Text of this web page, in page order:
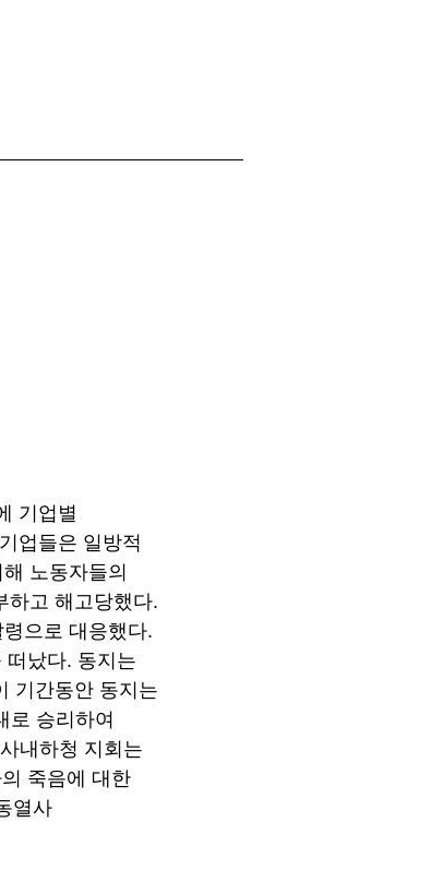
기업별
업들은 일방적
노동자들의
하고 해고당했다.
으로 대응했다.
떠났다. 동지는
기간동안 동지는
로 승리하여
내하청 지회는
죽음에 대한
열사